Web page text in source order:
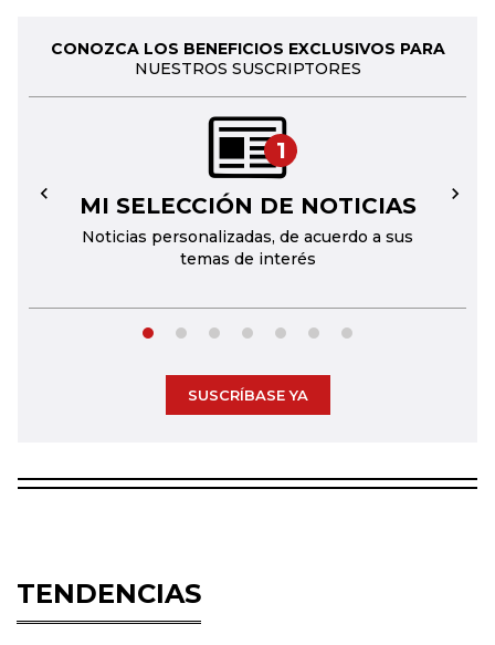
CONOZCA LOS BENEFICIOS EXCLUSIVOS PARA
NUESTROS SUSCRIPTORES
1
MI SELECCIÓN DE NOTICIAS
Noticias personalizadas, de acuerdo a sus
temas de interés
← →
SUSCRÍBASE YA
TENDENCIAS